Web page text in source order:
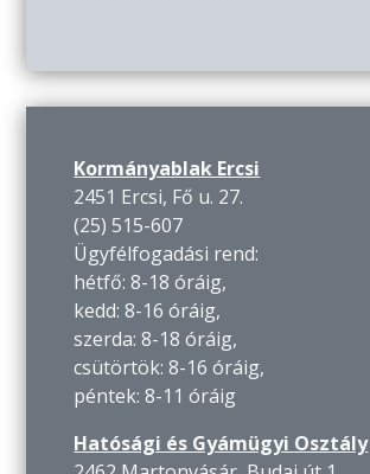
Kormányablak Ercsi
2451 Ercsi, Fő u. 27.
(25) 515-607
Ügyfélfogadási rend:
hétfő: 8-18 óráig,
kedd: 8-16 óráig,
szerda: 8-18 óráig,
csütörtök: 8-16 óráig,
péntek: 8-11 óráig
Hatósági és Gyámügyi Osztály